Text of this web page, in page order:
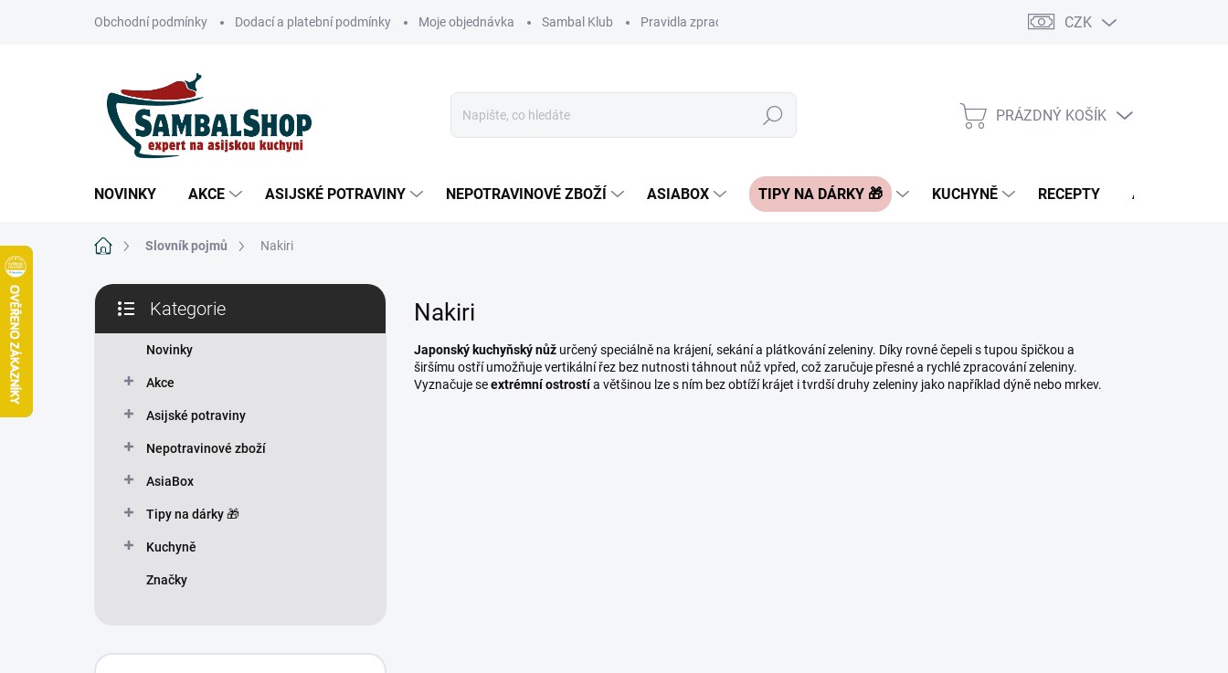
Obchodní podmínky Dodací a platební podmínky Moje objednávka Sambal Klub Pravidla zpracování recenzí FAQ - často kladené otázky
CZK
Hledat
NÁKUPNÍ
PRÁZDNÝ KOŠÍK
NOVINKY AKCE ASIJSKÉ POTRAVINY NEPOTRAVINOVÉ ZBOŽÍ ASIABOX TIPY NA DÁRKY 🎁 KUCHYNĚ RECEPTY ASIA BLOG
Domů Slovník pojmů Nakiri
P
s
kategorie
Kategorie
Novinky
Akce
Asijské potraviny
Nepotravinové zboží
AsiaBox
Tipy na dárky 🎁
Kuchyně
Značky
Nakiri
Japonský kuchyňský nůž určený speciálně na krájení, sekání a plátkování zeleniny. Díky rovné čepeli s tupou špičkou a
širšímu ostří umožňuje vertikální řez bez nutnosti táhnout nůž vpřed, což zaručuje přesné a rychlé zpracování zeleniny.
Vyznačuje seextrémní ostrostía většinou lze s ním bez obtíží krájet i tvrdší druhy zeleniny jako například dýně nebo mrkev.